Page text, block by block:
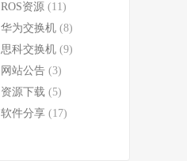
ROS资源 (11)
华为交换机 (8)
思科交换机 (9)
网站公告 (3)
资源下载 (5)
软件分享 (17)